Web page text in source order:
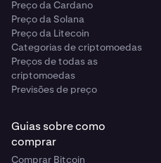
Preço da Cardano
Preço da Solana
Preço da Litecoin
Categorias de criptomoedas
Preços de todas as
criptomoedas
Previsões de preço
Guias sobre como
comprar
Comprar Bitcoin